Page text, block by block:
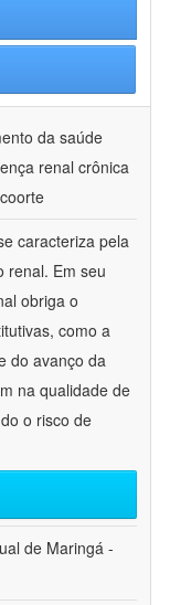
da saúde
renal crônica
caracteriza pela
renal. Em seu
obriga o
como a
do avanço da
na qualidade de
o risco de
de Maringá -